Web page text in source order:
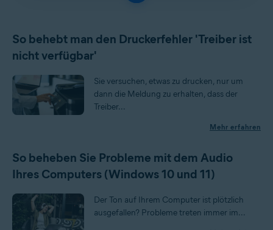
So behebt man den Druckerfehler 'Treiber ist
nicht verfügbar'
Sie versuchen, etwas zu drucken, nur um
dann die Meldung zu erhalten, dass der
Treiber...
Mehr erfahren
So beheben Sie Probleme mit dem Audio
Ihres Computers (Windows 10 und 11)
Der Ton auf Ihrem Computer ist plötzlich
ausgefallen? Probleme treten immer im...